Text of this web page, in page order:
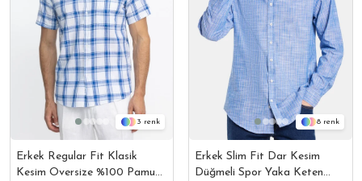
3
Erkek Regular Fit Klasik
Kesim Oversize %100 Pamuk
8
Erkek Slim Fit Dar Kesim
Düğmeli Spor Yaka Keten